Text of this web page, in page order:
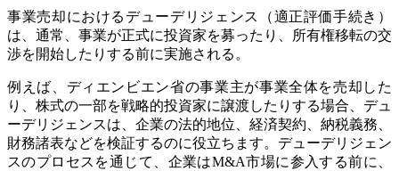
事業売却におけるデューデリジェンス（適正評価手続き）
は、通常、事業が正式に投資家を募ったり、所有権移転の交
渉を開始したりする前に実施される。
例えば、ディエンビエン省の事業主が事業全体を売却した
り、株式の一部を戦略的投資家に譲渡したりする場合、デュ
ーデリジェンスは、企業の法的地位、経済契約、納税義務、
財務諸表などを検証するのに役立ちます。デューデリジェン
スのプロセスを通じて、企業はM&A市場に参入する前に、